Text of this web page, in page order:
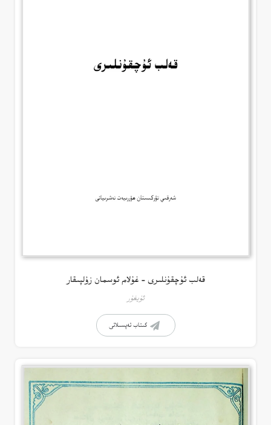
قەلب ئۇچقۇنلىرى – غۇلام ئوسمان زۇلپىقار
ئۇيغۇر
كىتاب تەپسىلاتى